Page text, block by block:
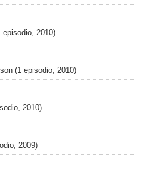
2010)
(1 episodio, 2010)
2010)
2009)